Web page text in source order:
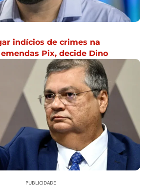
indícios de crimes na
Pix, decide Dino
PUBLICIDADE